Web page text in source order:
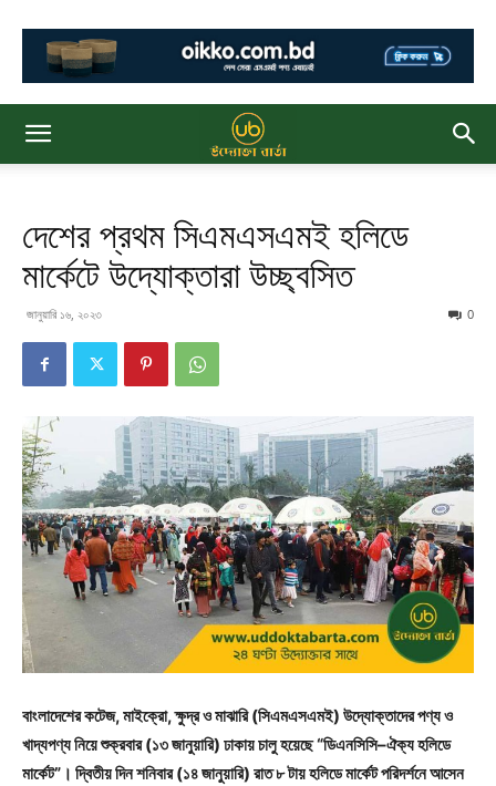
দেশের প্রথম সিএমএসএমই হলিডে
মার্কেটে উদ্যোক্তারা উচ্ছ্বসিত
জানুয়ারি ১৬, ২০২৩ 0
বাংলাদেশের কটেজ, মাইক্রো, ক্ষুদ্র ও মাঝারি (সিএমএসএমই) উদ্যোক্তাদের পণ্য ও
খাদ্যপণ্য নিয়ে শুক্রবার (১৩ জানুয়ারি) ঢাকায় চালু হয়েছে “ডিএনসিসি–ঐক্য হলিডে
মার্কেট”। দ্বিতীয় দিন শনিবার (১৪ জানুয়ারি) রাত ৮ টায় হলিডে মার্কেট পরিদর্শনে আসেন